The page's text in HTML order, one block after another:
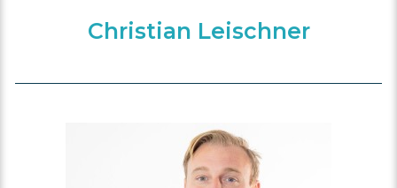
Christian Leischner